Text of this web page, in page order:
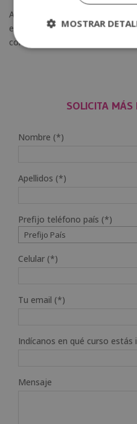
Al comprender y aplicar estas
educadores pueden
completa que favorezca el
SOLICITA
Nombre (*)
Apellidos (*)
Prefijo teléfono país (*)
Celular (*)
Tu email (*)
Indícanos en qué curso
Mensaje
MOSTRAR